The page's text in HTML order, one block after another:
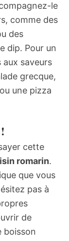
le
comme des
des
dip. Pour un
saveurs
grecque,
une pizza
cette
romarin.
que vous
pas à
de
boisson